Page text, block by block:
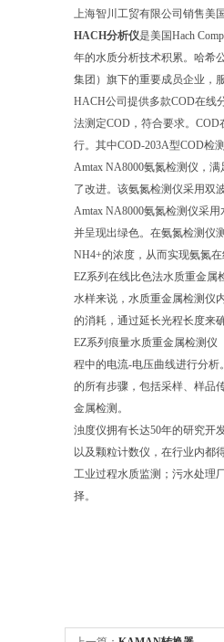
上海智川工贸有限公司销售美国
HACH分析仪是美国Hach
年的水质分析技术积累。哈希
集团）旗下的重要成员企业，
HACH公司提供多款COD在线
法测定COD，符合要求。
行。其中COD-203A型COD检
Amtax NA8000氨氮检测仪，
了改进。该氨氮检测仪采用双
Amtax NA8000氨氮检测仪采
并呈现出绿色。在氨氮检测仪
NH4+的浓度，从而实现氨氮在
EZ系列在线比色法水质重金属
水样来说，水质重金属检测仪
的消耗，通过延长光程长度来
EZ系列痕量水质重金属检测仪
程中的电流-电压曲线进行分
的所有步骤，包括采样、样品
金属检测。
浊度仪拥有长达50年的研究开
以及颗粒计数仪，在行业内都
工业过程水质监测；污水处理
择。